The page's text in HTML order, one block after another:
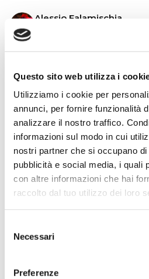
Questo sito web utilizza i
Utilizziamo i cookie per
annunci, per fornire funzionalità
analizzare il nostro traffico.
informazioni sul modo in cui
nostri partner che si occupano
pubblicità e social media, i quali
con altre informazioni che hai
raccolto dal tuo utilizzo dei loro
delNecessari
Preferenze
Alessio Falamischia
★★★★★
super soddisfatto.
dello staff. Attrezzatura di
Hope Efrida
2 mesi fa
cavi vari come regali per il mio
strumento è a dir poco